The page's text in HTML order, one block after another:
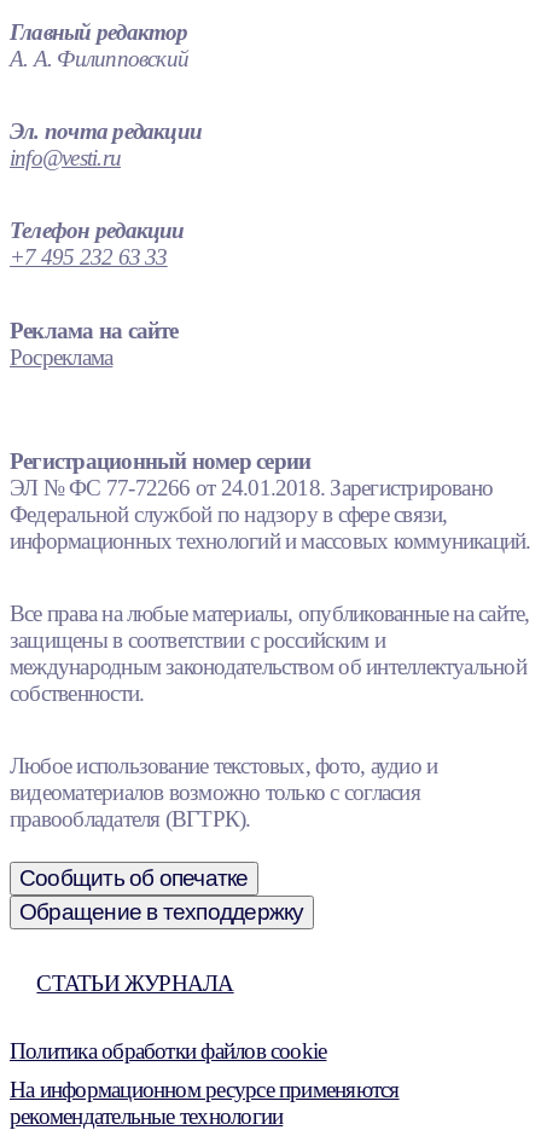
Главный редактор
А. А. Филипповский
Эл. почта редакции
info@vesti.ru
Телефон редакции
+7 495 232 63 33
Реклама на сайте
Росреклама
Регистрационный номер серии
ЭЛ № ФС 77-72266 от 24.01.2018. Зарегистрировано
Федеральной службой по надзору в сфере связи,
информационных технологий и массовых коммуникаций.
Все права на любые материалы, опубликованные на сайте,
защищены в соответствии с российским и
международным законодательством об интеллектуальной
собственности.
Любое использование текстовых, фото, аудио и
видеоматериалов возможно только с согласия
правообладателя (ВГТРК).
Сообщить об опечатке
Обращение в техподдержку
СТАТЬИ ЖУРНАЛА
Политика обработки файлов cookie
На информационном ресурсе применяются
рекомендательные технологии